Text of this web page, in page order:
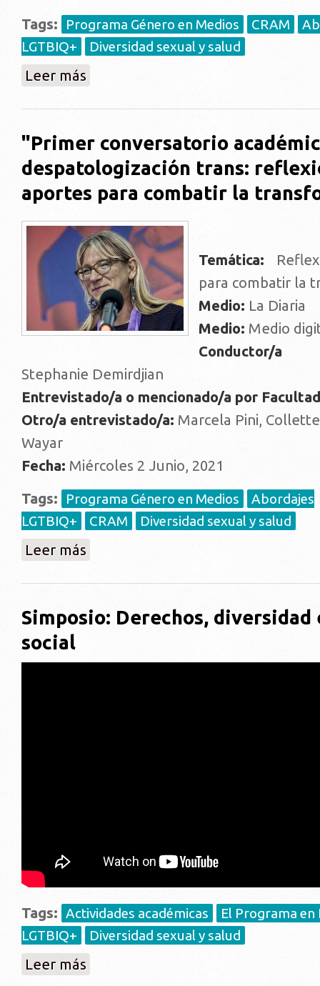
Tags:
Programa Género en Medios CRAM
LGTBIQ+
Diversidad sexual y salud
Leer más
"Primer conversatorio
despatologización trans:
aportes para combatir la
Temática:
para combatir la
Medio: La Diaria
Medio: Medio
Conductor/
Stephanie Demirdjian
Entrevistado/a o mencionado/a por
Otro/a entrevistado/a: Marcela Pini,
Wayar
Fecha: Miércoles 2 Junio, 2021
Tags:
Programa Género en Medios
Abordajes
LGTBIQ+
CRAM Diversidad sexual y salud
Leer más sobre "Primer conversatorio académico sobre
Simposio: Derechos, diversidad
social
Tags: Actividades académicas
El Programa en
LGTBIQ+
Diversidad sexual y salud
Leer más